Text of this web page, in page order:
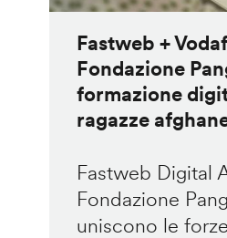
Fastweb +
Fondazione
formazione
ragazze
Fastweb Digital
Fondazione
uniscono le